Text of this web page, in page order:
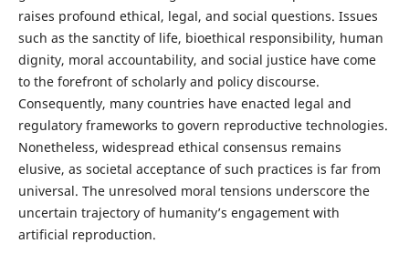
raises profound ethical, legal, and social questions. Issues
such as the sanctity of life, bioethical responsibility, human
dignity, moral accountability, and social justice have come
to the forefront of scholarly and policy discourse.
Consequently, many countries have enacted legal and
regulatory frameworks to govern reproductive technologies.
Nonetheless, widespread ethical consensus remains
elusive, as societal acceptance of such practices is far from
universal. The unresolved moral tensions underscore the
uncertain trajectory of humanity’s engagement with
artificial reproduction.